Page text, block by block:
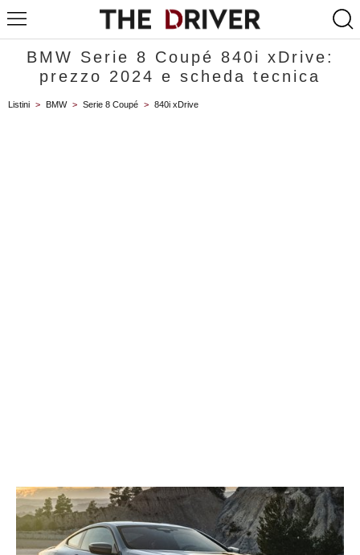
BMW Serie 8 Coupé 840i xDrive:
prezzo 2024 e scheda tecnica
Listini > BMW > Serie 8 Coupé > 840i xDrive